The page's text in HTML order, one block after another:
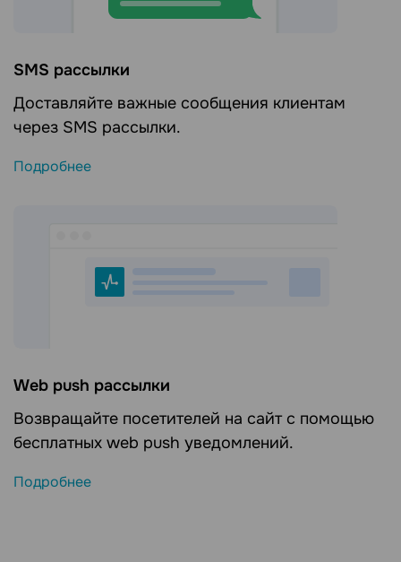
SMS рассылки
Доставляйте важные сообщения клиентам
через SMS рассылки.
Подробнее
Web push рассылки
Возвращайте посетителей на сайт с помощью
бесплатных web push уведомлений.
Подробнее